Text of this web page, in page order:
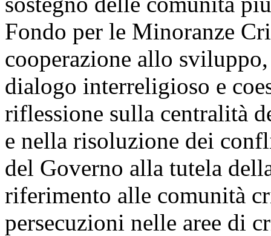
Fondo per le Minoranze
cooperazione allo
dialogo interreligioso e
riflessione sulla centralità
e nella risoluzione dei
del Governo alla tutela
riferimento alle comunità
persecuzioni nelle aree di